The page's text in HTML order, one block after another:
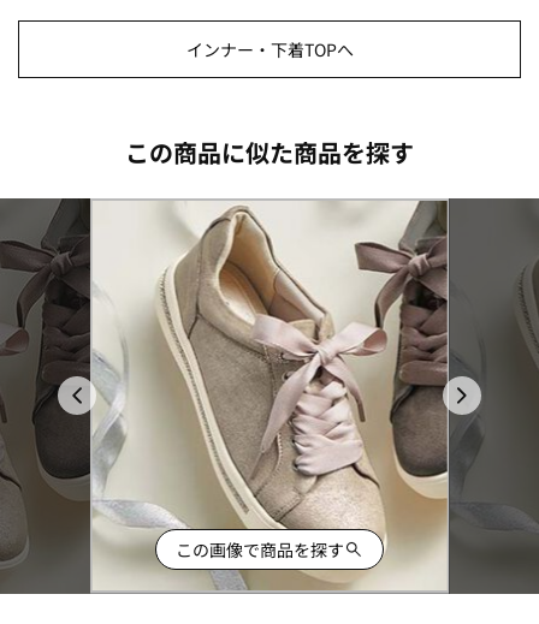
インナー・下着TOPへ
この商品に似た商品を探す
この画像で商品を探す